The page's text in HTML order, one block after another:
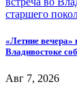
«Летние вечера»
Владивостоке
Авг 7, 2026